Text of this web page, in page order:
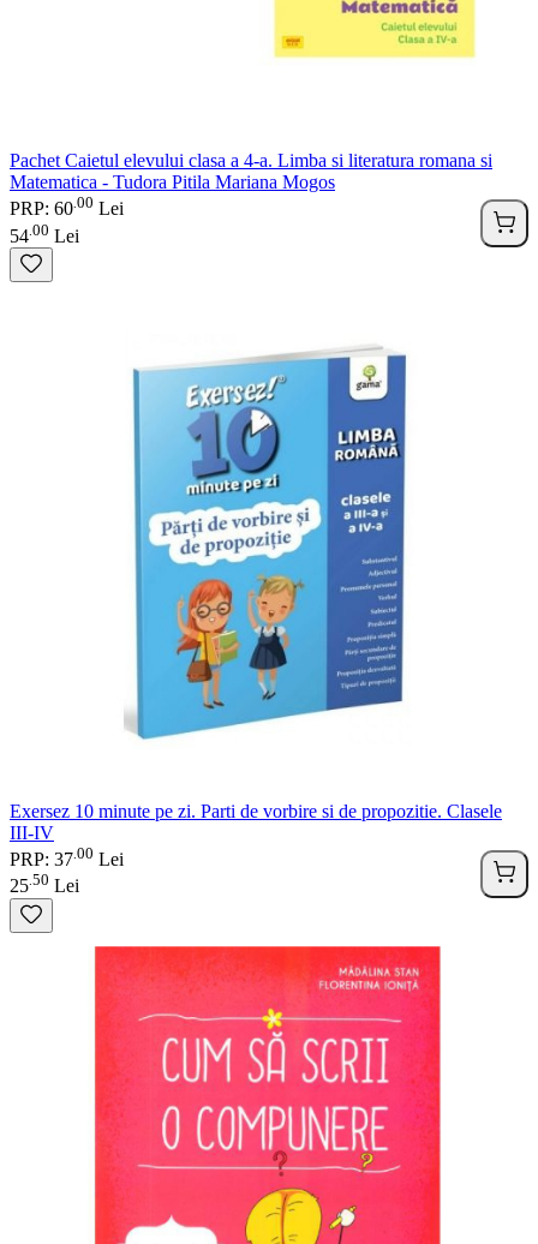
Pachet Caietul elevului clasa a 4-a. Limba si literatura romana si
Matematica - Tudora Pitila Mariana Mogos
PRP: 60 00 Lei
54 00 Lei
Exersez 10 minute pe zi. Parti de vorbire si de propozitie. Clasele
III-IV
PRP: 37 00 Lei
25 50 Lei